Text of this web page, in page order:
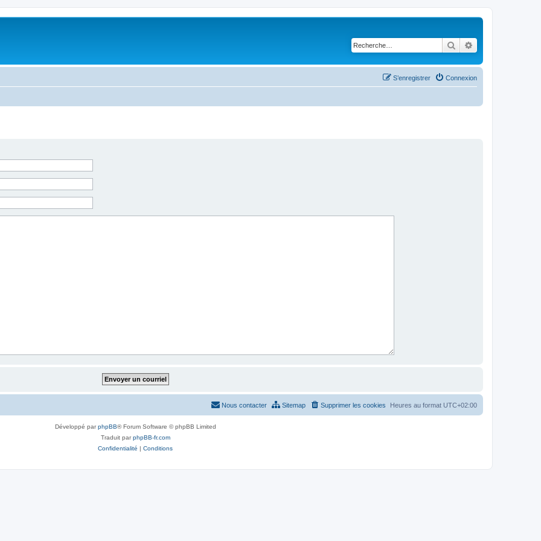
Rechercher
Connexion
S’enregistrer
Heures au format UTC+02:00
Supprimer les cookies
Sitemap
Nous contacter
Développé parphpBB® Forum Software © phpBB Limited
Traduit parphpBB-fr.com
Confidentialité | Conditions